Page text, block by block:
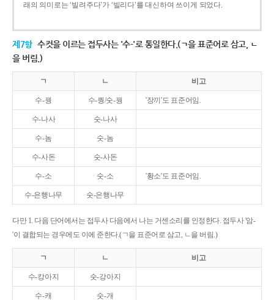
래의 의미로는 ‘빌려주다’가 ‘빌리다’를 대신하여 쓰이게 되었다.
제7항 수컷을 이르는 접두사는 '수-'로 통일한다.(ㄱ을 표준어로 삼고, ㄴ
을 버림.)
ㄱ ㄴ 비고
수-꿩 수-퀑/숫-꿩 '장끼'도 표준어임.
수-나사 숫-나사
수-놈 숫-놈
수-사돈 숫-사돈
수-소 숫-소 '황소'도 표준어임.
수-은행나무 숫-은행나무
다만 1. 다음 단어에서는 접두사 다음에서 나는 거센소리를 인정한다. 접두사 '암-
'이 결합되는 경우에도 이에 준한다.(ㄱ을 표준어로 삼고, ㄴ을 버림.)
ㄱ ㄴ 비고
수-캉아지 숫-강아지
수-캐 숫-개